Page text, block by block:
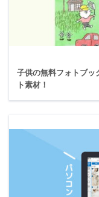
子供の無料フォトブッ
ト素材！